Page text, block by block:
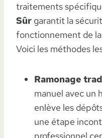
traitements
Sûr garantit la
fonctionnement de
Voici les méthodes
Ramonage
manuel avec un
enlève les
une étape